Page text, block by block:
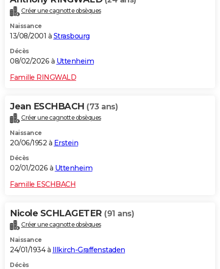
Alimentation
Guide de la santé
Maladies
Médicaments
Sommeil
VOYAGE
Destinations
City break
Voyage nature
Voyage de noces
Forum
Climat
+PHOTO
GUIDES D'ACHAT
Carte de Noël
Carte Bonne année
Carte Saint-Valentin
Carte Pâques
Carte d'anniversaire
DICTIONNAIRE
Dictionnaire
Biographies
Citations
Expressions
Proverbes
PROGRAMME TV
S'inscrire
Se connecter
Lycées
Collèges
Primaires
Universités
Entreprises
Service militaire
Avis de recherche
AVIS DE DÉCÈS
FORUM
Bricolage
Lifestyle
Culture
Sport
Auto
Television
Voyage
Cinema
Créer une cagnotte obsèques
Naissance
13/08/2001 à Strasbourg
Décès
08/02/2026 à Uttenheim
Famille RINGWALD
Jean ESCHBACH (73 ans)
Créer une cagnotte obsèques
Naissance
20/06/1952 à Erstein
Décès
02/01/2026 à Uttenheim
Famille ESCHBACH
Nicole SCHLAGETER (91 ans)
Créer une cagnotte obsèques
Naissance
24/01/1934 à Illkirch-Graffenstaden
Décès